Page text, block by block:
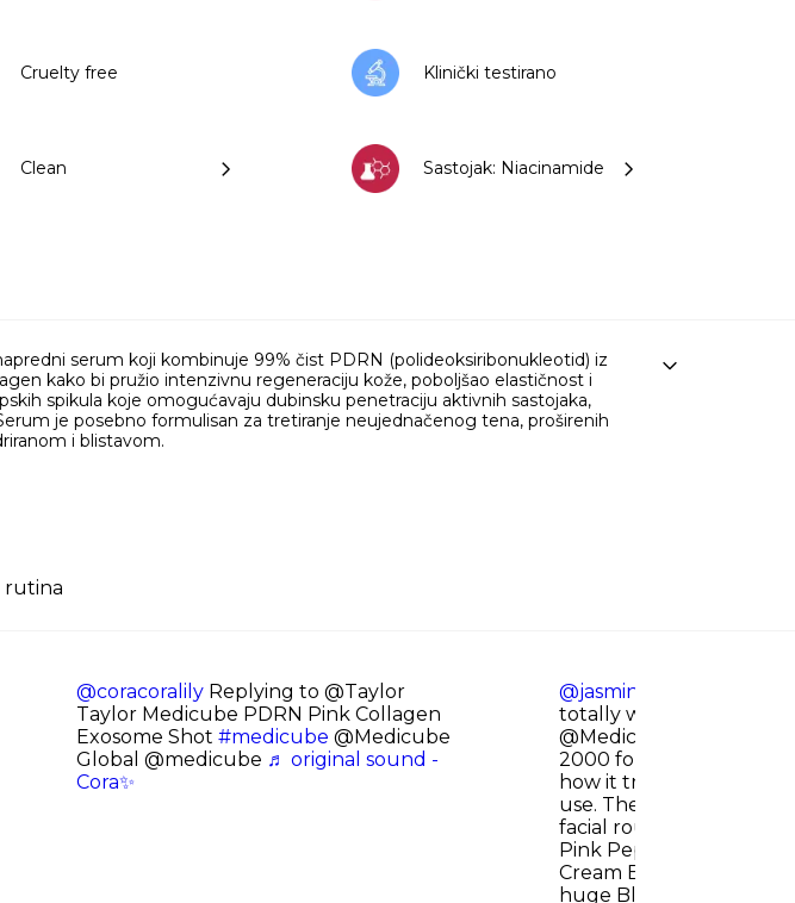
Cruelty free Klinički testirano
Clean Sastojak: Niacinamide
serum koji kombinuje 99% čist PDRN (polideoksiribonukleotid) iz
kako bi pružio intenzivnu regeneraciju kože, poboljšao elastičnost i
spikula koje omogućavaju dubinsku penetraciju aktivnih sastojaka,
je posebno formulisan za tretiranje neujednačenog tena, proširenih
i blistavom.
rutina
@coracoralilyReplying to @Taylor
Taylor Medicube PDRN Pink Collagen
Exosome Shot #medicube @Medicube
Global @medicube ♬ original sound -
Cora✨
@jasminnlily_
totally worth it! I've
@Medicube Global ad
2000 for a while now,
how it transforms my
use. The glow is unreal
facial routine! Exosome
Pink Peptide Serum
Cream Booster Pro
huge Black Friday sale